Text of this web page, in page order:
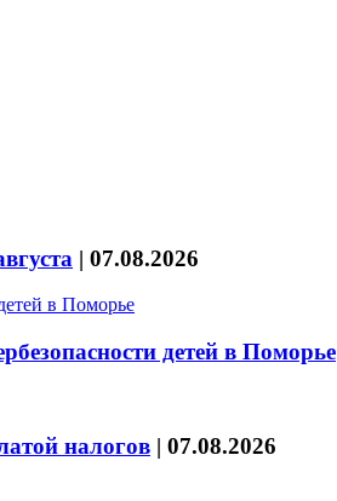
| 07.08.2026
детей в Поморье
налогов | 07.08.2026